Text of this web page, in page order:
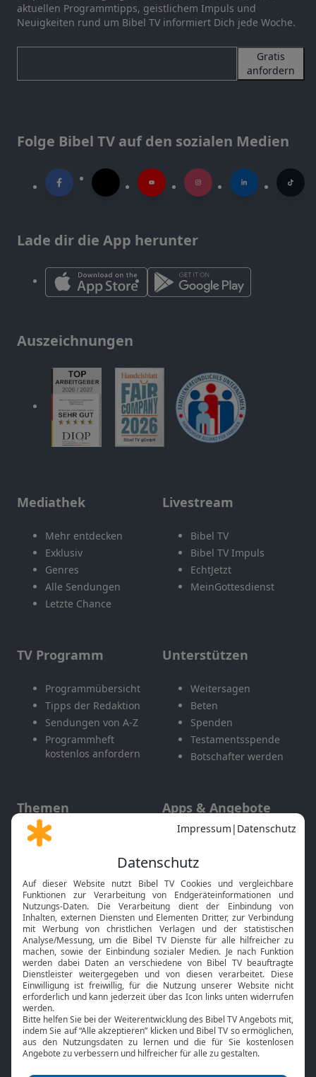
aktuellen Programmtipps, geistlichem Impuls und
Neuigkeiten rund um Bibel TV informiert Dich jede Woche.
Gratis
anfordern
Folge Bibel TV auf den sozialen Medien
Lade dir die App herunter
Auszeichnungen
Mediathek
Mehr entdecken
Exklusiv
Genres
Alle Sendungen
Letzte Chance
Livestream
Bibel TV
Bibel TV Impuls
EchtJetzt
MeinGottesdienst
TV Programm
Programmübersicht
Tipps der Redaktion
Sendungen von A-Z
Programmheft
kostenlos anfordern
Unterstützen
Weitersagen
Beten
Spenden
Testamentsspende
Botschafter werden
Themen
Gott und Bibel erklärt
Neuigkeiten
Apps & Angebote
Mobile App
Smart TV
HbbTV
Bibelthek Online-Bibel
Nächster Gottesdienst
Bibel TV
Über uns
Jobs
Service
Kontakt
TV-Empfang